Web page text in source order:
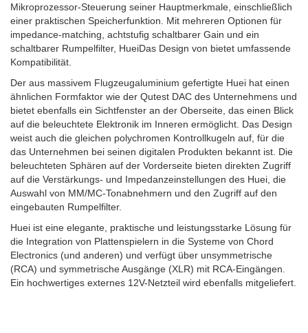
Mikroprozessor-Steuerung seiner Hauptmerkmale, einschließlich
einer praktischen Speicherfunktion. Mit mehreren Optionen für
impedance-matching, achtstufig schaltbarer Gain und ein
schaltbarer Rumpelfilter, HueiDas Design von bietet umfassende
Kompatibilität.
Der aus massivem Flugzeugaluminium gefertigte Huei hat einen
ähnlichen Formfaktor wie der Qutest DAC des Unternehmens und
bietet ebenfalls ein Sichtfenster an der Oberseite, das einen Blick
auf die beleuchtete Elektronik im Inneren ermöglicht. Das Design
weist auch die gleichen polychromen Kontrollkugeln auf, für die
das Unternehmen bei seinen digitalen Produkten bekannt ist. Die
beleuchteten Sphären auf der Vorderseite bieten direkten Zugriff
auf die Verstärkungs- und Impedanzeinstellungen des Huei, die
Auswahl von MM/MC-Tonabnehmern und den Zugriff auf den
eingebauten Rumpelfilter.
Huei ist eine elegante, praktische und leistungsstarke Lösung für
die Integration von Plattenspielern in die Systeme von Chord
Electronics (und anderen) und verfügt über unsymmetrische
(RCA) und symmetrische Ausgänge (XLR) mit RCA-Eingängen.
Ein hochwertiges externes 12V-Netzteil wird ebenfalls mitgeliefert.